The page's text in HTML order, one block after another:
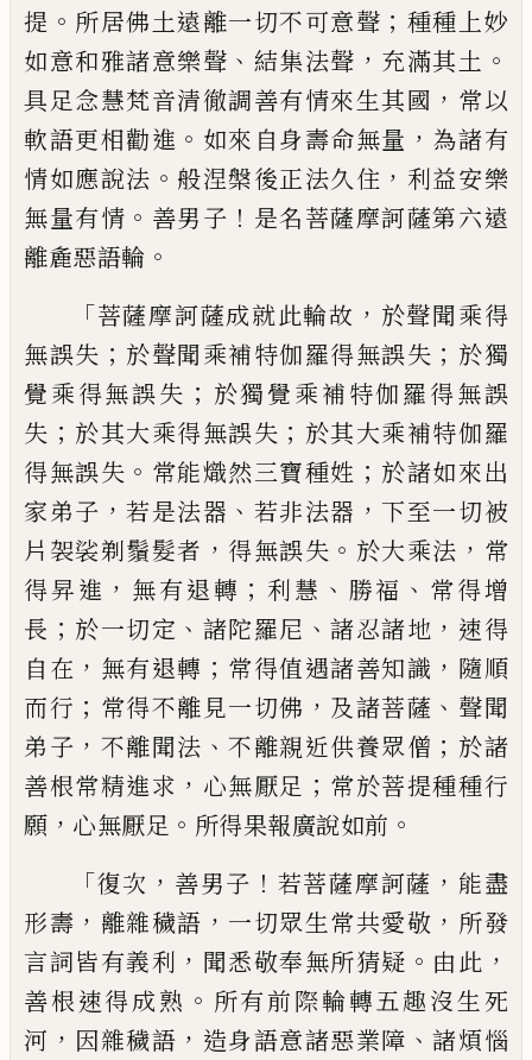
提 。 所居佛土遠離一切不可意聲 ； 種種上妙
如意和雅諸意樂聲 、 結集法聲 ， 充滿其土 。
具足念慧梵音清徹調善有情來生其國 ， 常以
軟語更相勸進 。 如來自身壽命無量 ， 為諸有
情如應說法 。 般涅槃後正法久住 ， 利益安樂
無量有情 。 善男子 ！ 是名菩薩摩訶薩第六遠
離麁惡語輪 。
「菩薩摩訶薩成就此輪故 ， 於聲聞乘得
無誤失 ； 於聲聞乘補特伽羅得無誤失 ； 於獨
覺乘得無誤失 ； 於獨覺乘補特伽羅得無誤
失 ； 於其大乘得無誤失 ； 於其大乘補特伽羅
得無誤失 。 常能熾然三寶種姓 ； 於諸如來出
家弟子 ，若是法器 、 若非法器 ， 下至一切被
片袈裟剃鬚髮者 ， 得無誤失 。 於大乘法 ， 常
得昇進 ， 無有退轉 ； 利慧 、 勝福 、 常得增
長 ； 於一切定 、 諸陀羅尼 、諸忍諸地 ， 速得
自在 ， 無有退轉 ； 常得值遇諸善知識 ， 隨順
而行 ； 常得不離見一切佛 ， 及諸菩薩 、 聲聞
弟子 ， 不離聞法 、不離親近供養眾僧 ； 於諸
善根常精進求 ， 心無厭足 ； 常於菩提種種行
願 ， 心無厭足 。 所得果報廣說如前 。
「復次 ， 善男子 ！ 若菩薩摩訶薩 ， 能盡
形壽 ， 離雜穢語 ， 一切眾生常共愛敬 ， 所發
言詞皆有義利 ， 聞悉敬奉無所猜疑 。 由此 ，
善根速得成熟 。 所有前際輪轉五趣沒生死
河 ， 因雜穢語 ， 造身語意諸惡業障 、諸煩惱